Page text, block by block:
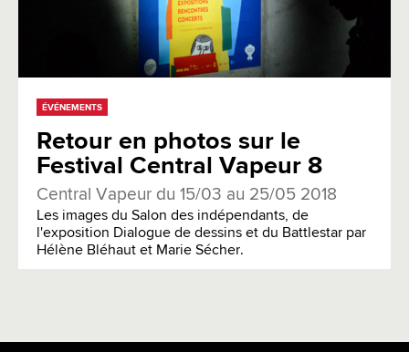
ÉVÉNEMENTS
Retour en photos sur le
Festival Central Vapeur 8
Central Vapeur du 15/03 au 25/05 2018
Les images du Salon des indépendants, de
l'exposition Dialogue de dessins et du Battlestar par
Hélène Bléhaut et Marie Sécher.